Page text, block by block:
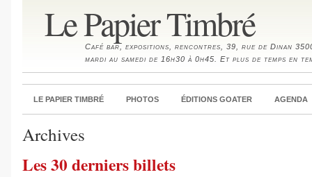
Le Papier Timbré
Café bar, expositions, rencontres, 39, rue de Dinan
mardi au samedi de 16h30 à 0h45. Et plus de temps en
LE PAPIER TIMBRÉ PHOTOS ÉDITIONS GOATER AGENDA
Archives
Les 30 derniers billets